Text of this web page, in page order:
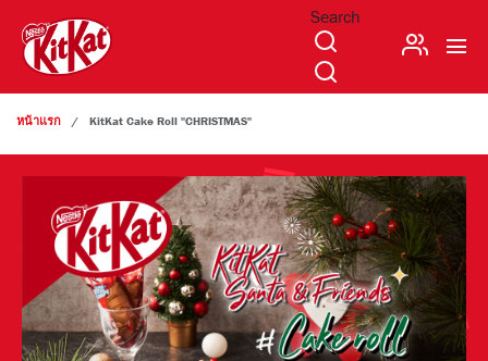
Search
บัญชีผู้ใช้
หน้าแรก KitKat Cake Roll "CHRISTMAS"